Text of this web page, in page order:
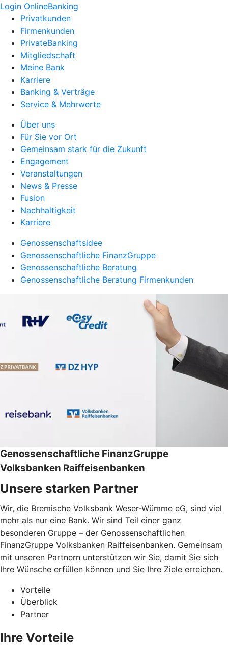
Login OnlineBanking
Privatkunden
Firmenkunden
PrivateBanking
Mitgliedschaft
Meine Bank
Karriere
Banking & Verträge
Service & Mehrwerte
Über uns
Für Sie vor Ort
Gemeinsam stark für die Zukunft
Engagement
Veranstaltungen
News & Presse
Fusion
Nachhaltigkeit
Karriere
Genossenschaftsidee
Genossenschaftliche FinanzGruppe
Genossenschaftliche Beratung
Genossenschaftliche Beratung Firmenkunden
Genossenschaftliche FinanzGruppe
Volksbanken Raiffeisenbanken
Unsere starken Partner
Wir, die Bremische Volksbank Weser-Wümme eG, sind viel
mehr als nur eine Bank. Wir sind Teil einer ganz
besonderen Gruppe – der Genossenschaftlichen
FinanzGruppe Volksbanken Raiffeisenbanken. Gemeinsam
mit unseren Partnern unterstützen wir Sie, damit Sie sich
Ihre Wünsche erfüllen können und Sie Ihre Ziele erreichen.
Vorteile
Überblick
Partner
Ihre Vorteile